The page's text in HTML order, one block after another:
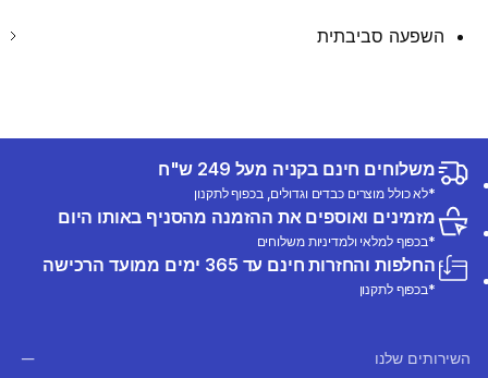
השפעה סביבתית
משלוחים חינם בקניה מעל 249 ש"ח
*לא כולל מוצרים כבדים וגדולים, בכפוף לתקנון
מזמינים ואוספים את ההזמנה מהסניף באותו היום
*בכפוף למלאי ולמדיניות משלוחים
החלפות והחזרות חינם עד 365 ימים ממועד הרכישה
*בכפוף לתקנון
השירותים שלנו